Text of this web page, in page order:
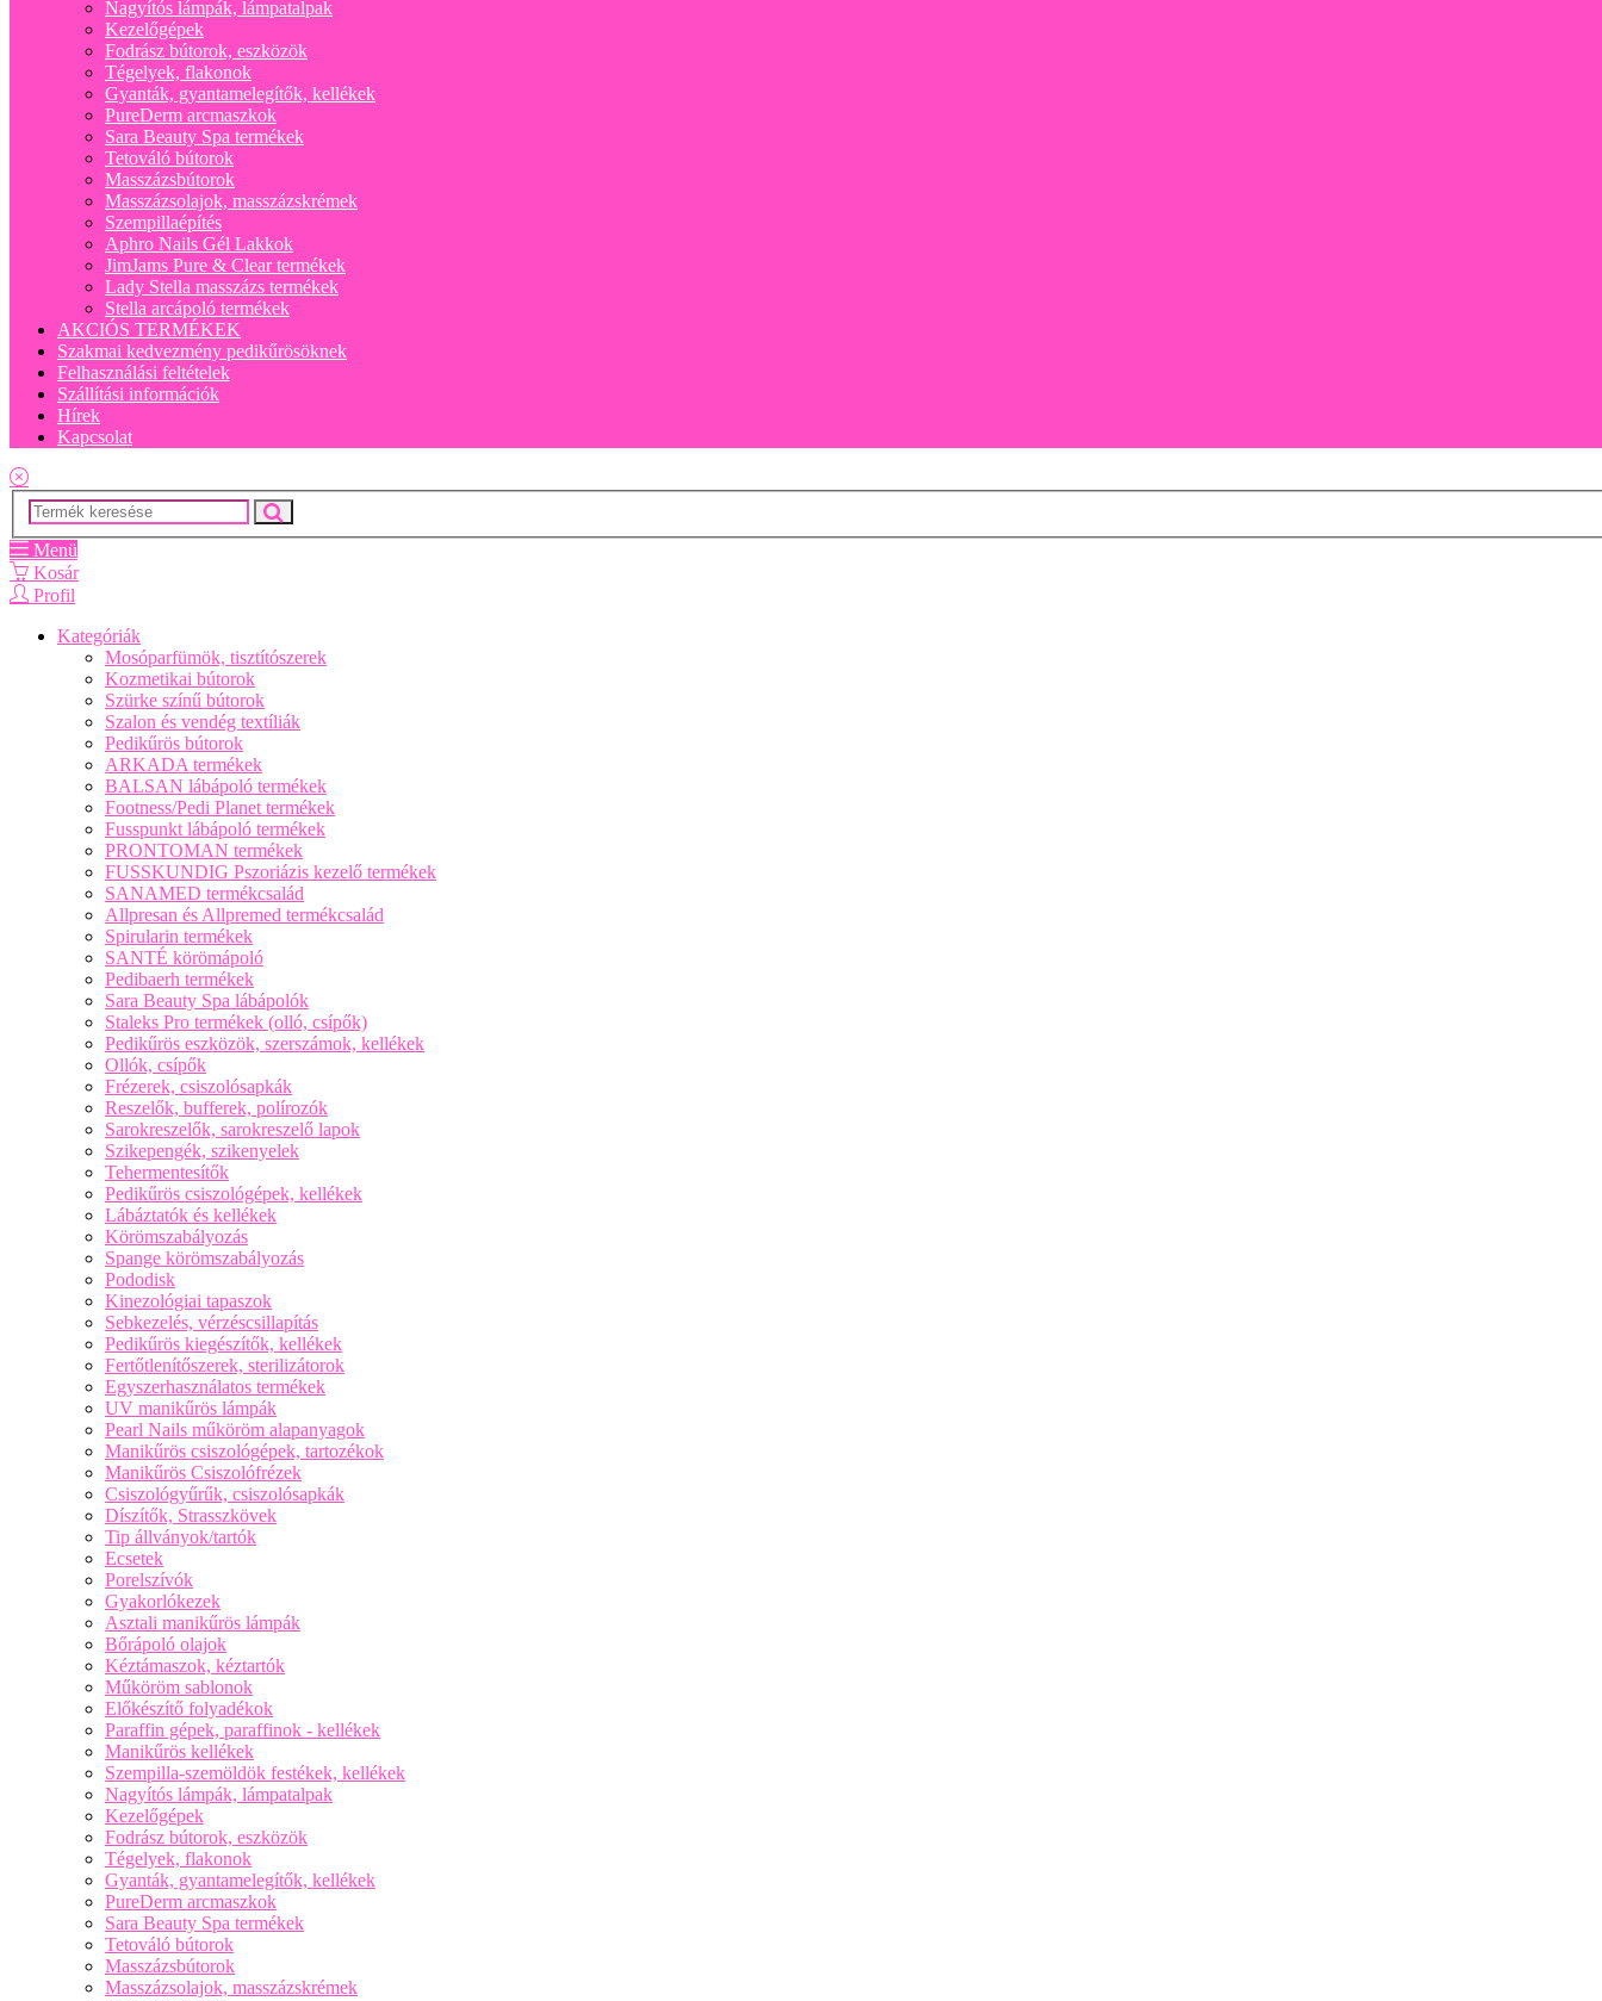
Nagyítós lámpák, lámpatalpak
Kezelőgépek
Fodrász bútorok, eszközök
Tégelyek, flakonok
Gyanták, gyantamelegítők, kellékek
PureDerm arcmaszkok
Sara Beauty Spa termékek
Tetováló bútorok
Masszázsbútorok
Masszázsolajok, masszázskrémek
Szempillaépítés
Aphro Nails Gél Lakkok
JimJams Pure & Clear termékek
Lady Stella masszázs termékek
Stella arcápoló termékek
AKCIÓS TERMÉKEK
Szakmai kedvezmény pedikűrösöknek
Felhasználási feltételek
Szállítási információk
Hírek
Kapcsolat
Menü
Kosár
Profil
Kategóriák
Mosóparfümök, tisztítószerek
Kozmetikai bútorok
Szürke színű bútorok
Szalon és vendég textíliák
Pedikűrös bútorok
ARKADA termékek
BALSAN lábápoló termékek
Footness/Pedi Planet termékek
Fusspunkt lábápoló termékek
PRONTOMAN termékek
FUSSKUNDIG Pszoriázis kezelő termékek
SANAMED termékcsalád
Allpresan és Allpremed termékcsalád
Spirularin termékek
SANTÉ körömápoló
Pedibaerh termékek
Sara Beauty Spa lábápolók
Staleks Pro termékek (olló, csípők)
Pedikűrös eszközök, szerszámok, kellékek
Ollók, csípők
Frézerek, csiszolósapkák
Reszelők, bufferek, polírozók
Sarokreszelők, sarokreszelő lapok
Szikepengék, szikenyelek
Tehermentesítők
Pedikűrös csiszológépek, kellékek
Lábáztatók és kellékek
Körömszabályozás
Spange körömszabályozás
Pododisk
Kinezológiai tapaszok
Sebkezelés, vérzéscsillapítás
Pedikűrös kiegészítők, kellékek
Fertőtlenítőszerek, sterilizátorok
Egyszerhasználatos termékek
UV manikűrös lámpák
Pearl Nails műköröm alapanyagok
Manikűrös csiszológépek, tartozékok
Manikűrös Csiszolófrézek
Csiszológyűrűk, csiszolósapkák
Díszítők, Strasszkövek
Tip állványok/tartók
Ecsetek
Porelszívók
Gyakorlókezek
Asztali manikűrös lámpák
Bőrápoló olajok
Kéztámaszok, kéztartók
Műköröm sablonok
Előkészítő folyadékok
Paraffin gépek, paraffinok - kellékek
Manikűrös kellékek
Szempilla-szemöldök festékek, kellékek
Nagyítós lámpák, lámpatalpak
Kezelőgépek
Fodrász bútorok, eszközök
Tégelyek, flakonok
Gyanták, gyantamelegítők, kellékek
PureDerm arcmaszkok
Sara Beauty Spa termékek
Tetováló bútorok
Masszázsbútorok
Masszázsolajok, masszázskrémek